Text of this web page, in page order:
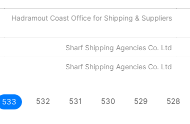
Hadramout Coast Office for Shipping & Suppliers
Sharf Shipping Agencies Co. Ltd
Sharf Shipping Agencies Co. Ltd
528
529
530
531
532
533